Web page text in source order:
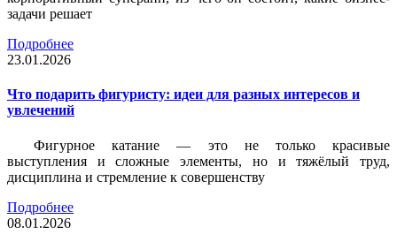
задачи решает
Подробнее
23.01.2026
Что подарить фигуристу: идеи для разных интересов и
увлечений
Фигурное катание — это не только красивые
выступления и сложные элементы, но и тяжёлый труд,
дисциплина и стремление к совершенству
Подробнее
08.01.2026